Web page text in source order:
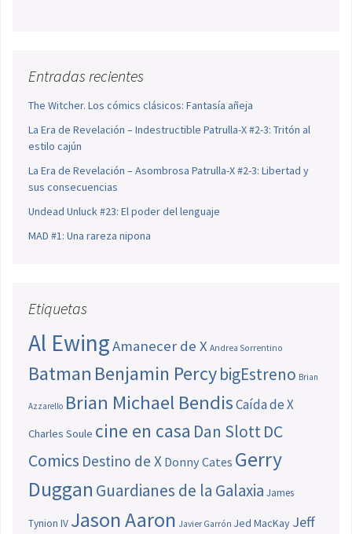
Entradas recientes
The Witcher. Los cómics clásicos: Fantasía añeja
La Era de Revelación – Indestructible Patrulla-X #2-3: Tritón al
estilo cajún
La Era de Revelación – Asombrosa Patrulla-X #2-3: Libertad y
sus consecuencias
Undead Unluck #23: El poder del lenguaje
MAD #1: Una rareza nipona
Etiquetas
Al EwingAmanecer de X Andrea Sorrentino
Batman Benjamin PercybigEstreno Brian
Azzarello Brian Michael BendisCaída de X
Charles Soule cine en casa Dan SlottDC
Comics Destino de X Donny Cates Gerry
Duggan Guardianes de la Galaxia James
Tynion IV Jason Aaron Javier Garrón Jed MacKay Jeff